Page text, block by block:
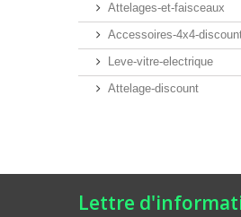
Attelages-et-faisceaux
Accessoires-4x4-
Leve-vitre-electrique
Attelage-discount
Lettre